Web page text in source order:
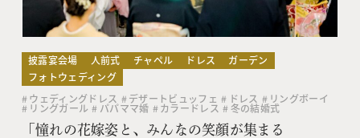
披露宴会場 人前式 チャペル ドレス
ガーデン
フォトウェディング
ウェディングドレス
デザートビュッフェ ドレス リングボーイ
リングガール パパママ婚 カラードレス
冬の結婚式
「憧れの花嫁姿と、みんなの笑顔が集まる